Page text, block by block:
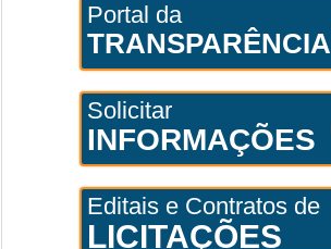
Portal da
TRANSPARÊNCIA
Solicitar
INFORMAÇÕES
Editais e Contratos de
LICITAÇÕES